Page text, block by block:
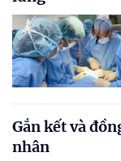
Gắn kết và
nhân